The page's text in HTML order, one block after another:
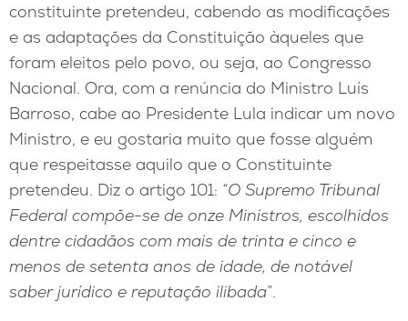
constituinte pretendeu, cabendo as modificações
e as adaptações da Constituição àqueles que
foram eleitos pelo povo, ou seja, ao Congresso
Nacional. Ora, com a renúncia do Ministro Luís
Barroso, cabe ao Presidente Lula indicar um novo
Ministro, e eu gostaria muito que fosse alguém
que respeitasse aquilo que o Constituinte
pretendeu. Diz o artigo 101: “O Supremo Tribunal
Federal compõe-se de onze Ministros, escolhidos
dentre cidadãos com mais de trinta e cinco e
menos de setenta anos de idade, de notável
saber jurídico e reputação ilibada”.